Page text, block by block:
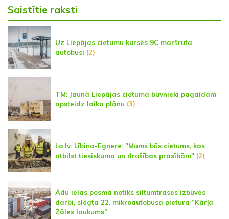
Saistītie raksti
Uz Liepājas cietumu kursēs 9C maršruta
autobusi (2)
TM: Jaunā Liepājas cietuma būvnieki pagaidām
apsteidz laika plānu (3)
La.lv: Lībiņa-Egnere: "Mums būs cietums, kas
atbilst tiesiskuma un drošības prasībām" (2)
Ādu ielas posmā notiks siltumtrases izbūves
darbi, slēgta 22. mikroautobusa pietura “Kārļa
Zāles laukums”